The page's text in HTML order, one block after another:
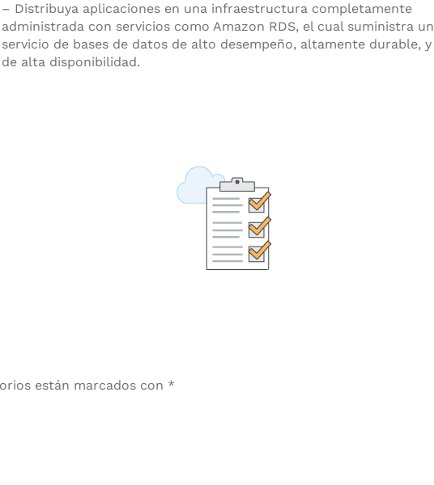
– Distribuya aplicaciones en una infraestructura completamente
administrada con servicios como Amazon RDS, el cual suministra un
servicio de bases de datos de alto desempeño, altamente durable, y
de alta disponibilidad.
están marcados con *